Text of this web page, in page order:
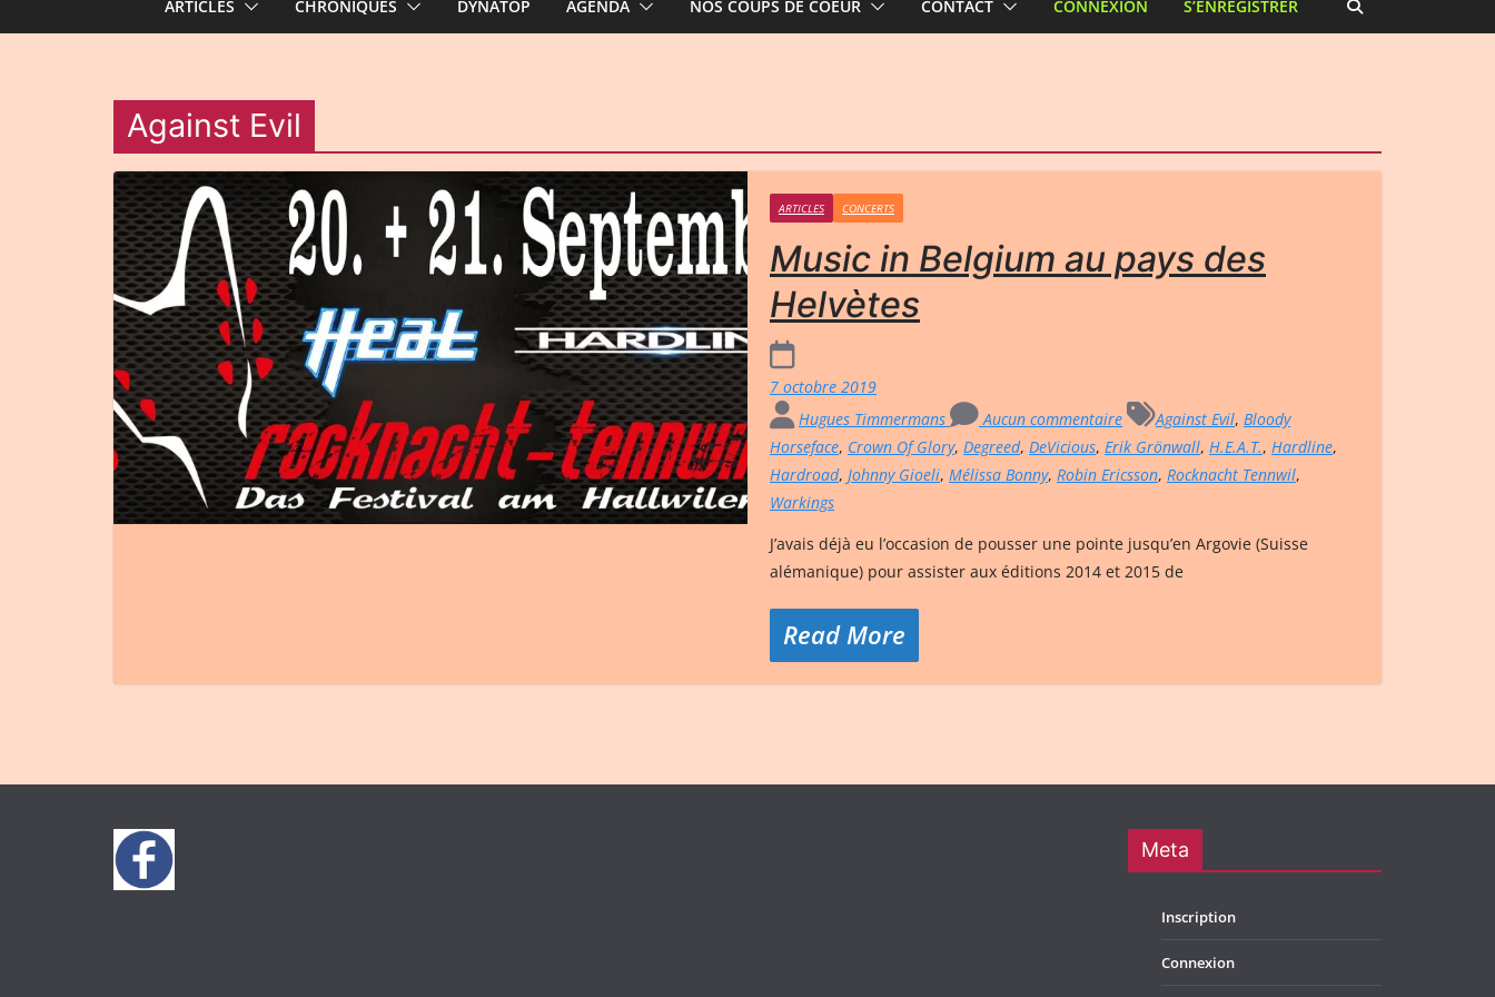
ARTICLES CHRONIQUES DYNATOP AGENDA NOS COUPS DE COEUR CONTACT CONNEXION S’ENREGISTRER
Against Evil
ARTICLES CONCERTS
Music in Belgium au pays des
Helvètes
7 octobre 2019
Hugues Timmermans
Aucun commentaire Against Evil, Bloody
Horseface, Crown Of Glory, Degreed, DeVicious, Erik Grönwall, H.E.A.T., Hardline,
Hardroad, Johnny Gioeli, Mélissa Bonny, Robin Ericsson, Rocknacht Tennwil,
Warkings
J’avais déjà eu l’occasion de pousser une pointe jusqu’en Argovie (Suisse
alémanique) pour assister aux éditions 2014 et 2015 de
Read More
Meta
Inscription
Connexion